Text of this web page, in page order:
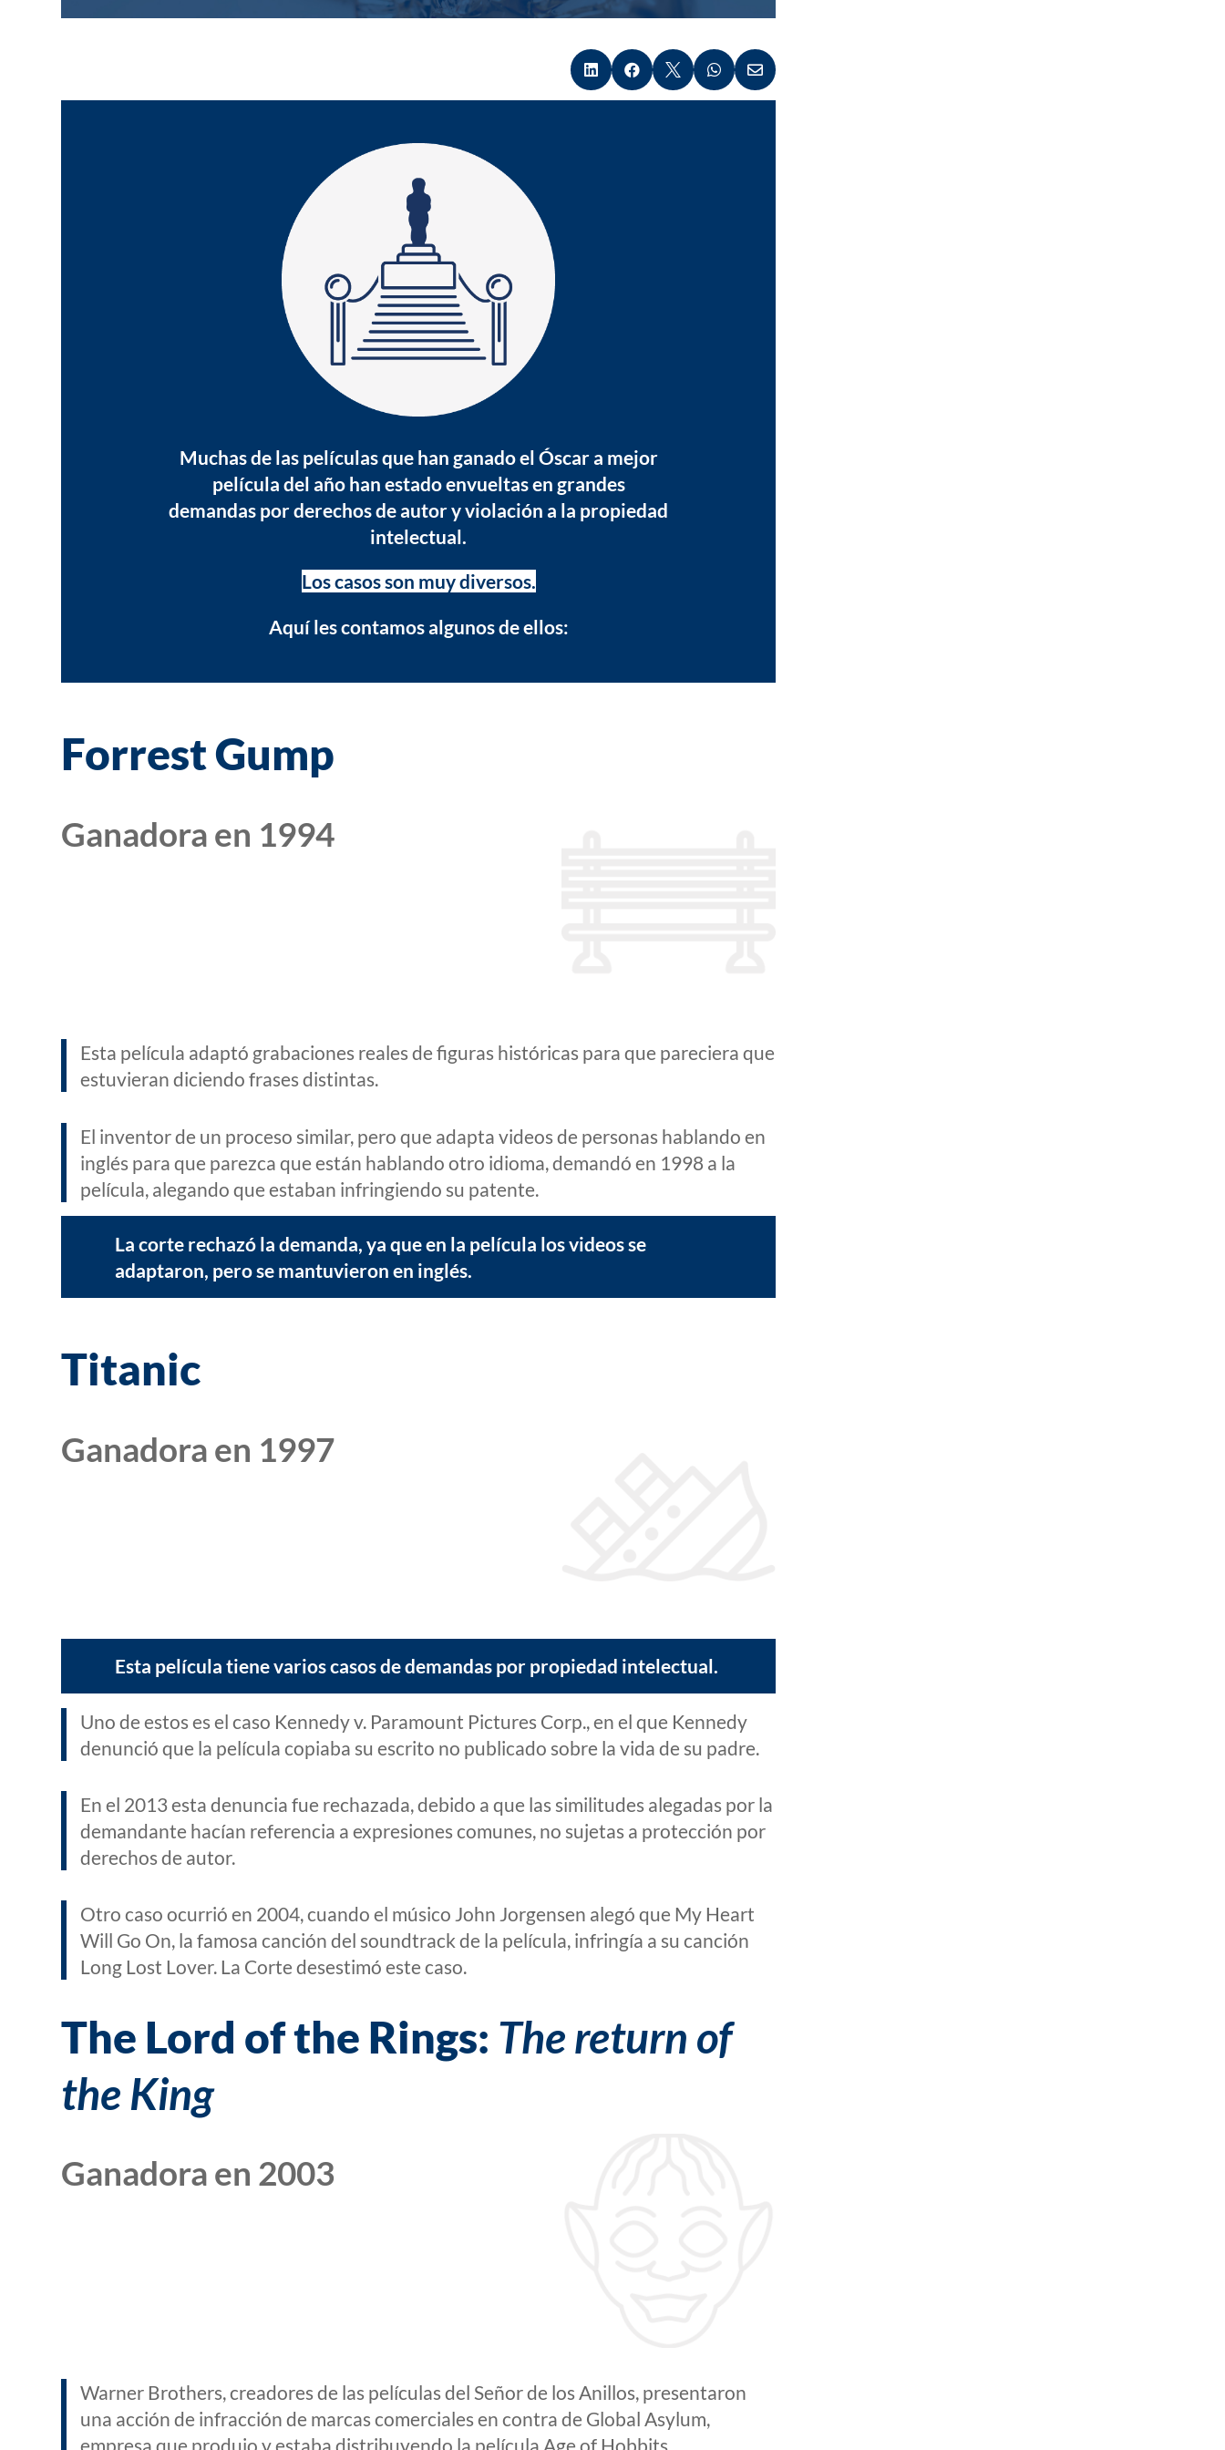
    
Muchas de las películas que han ganado el Óscar a mejor
película del año han estado envueltas en grandes
demandas por derechos de autor y violación a la propiedad
intelectual.
Los casos son muy diversos.
Aquí les contamos algunos de ellos:
Forrest Gump
Ganadora en 1994
Esta película adaptó grabaciones reales de figuras históricas para que pareciera que
estuvieran diciendo frases distintas.
El inventor de un proceso similar, pero que adapta videos de personas hablando en
inglés para que parezca que están hablando otro idioma, demandó en 1998 a la
película, alegando que estaban infringiendo su patente.
La corte rechazó la demanda, ya que en la película los videos se
adaptaron, pero se mantuvieron en inglés.
Titanic
Ganadora en 1997
Esta película tiene varios casos de demandas por propiedad intelectual.
Uno de estos es el caso Kennedy v. Paramount Pictures Corp., en el que Kennedy
denunció que la película copiaba su escrito no publicado sobre la vida de su padre.
En el 2013 esta denuncia fue rechazada, debido a que las similitudes alegadas por la
demandante hacían referencia a expresiones comunes, no sujetas a protección por
derechos de autor.
Otro caso ocurrió en 2004, cuando el músico John Jorgensen alegó que My Heart
Will Go On, la famosa canción del soundtrack de la película, infringía a su canción
Long Lost Lover. La Corte desestimó este caso.
The Lord of the Rings: The return of
the King
Ganadora en 2003
Warner Brothers, creadores de las películas del Señor de los Anillos, presentaron
una acción de infracción de marcas comerciales en contra de Global Asylum,
empresa que produjo y estaba distribuyendo la película Age of Hobbits.